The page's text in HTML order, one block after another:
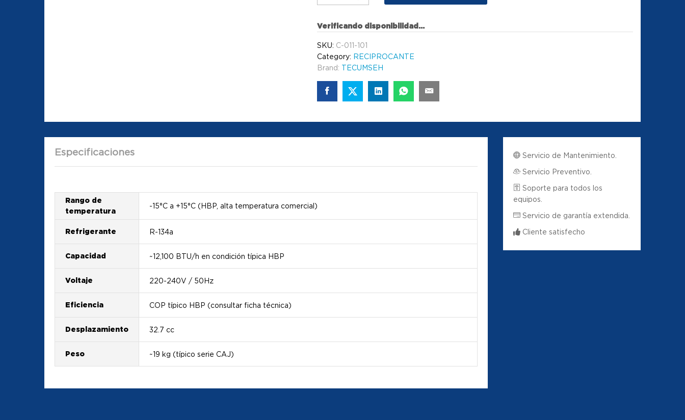
Verificando disponibilidad...
SKU: C-011-101
Category: RECIPROCANTE
Brand: TECUMSEH
Especificaciones
Rango de
temperatura
-15°C a +15°C (HBP, alta temperatura comercial)
Refrigerante R-134a
Capacidad ~12,100 BTU/h en condición típica HBP
Voltaje 220-240V / 50Hz
Eficiencia COP típico HBP (consultar ficha técnica)
Desplazamiento 32.7 cc
Peso ~19 kg (típico serie CAJ)
Servicio de Mantenimiento.
Servicio Preventivo.
Soporte para todos los
equipos.
Servicio de garantía extendida.
Cliente satisfecho